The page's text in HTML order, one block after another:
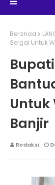
Beranda
Sergai Untuk
Banjir
Redaksi